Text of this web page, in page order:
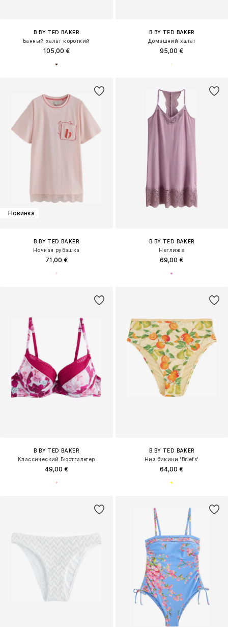
B BY TED BAKER
Банный халат короткий
105,00 €
B BY TED BAKER
Домашний халат
95,00 €
Новинка
B BY TED BAKER
Ночная рубашка
71,00 €
B BY TED BAKER
Неглиже
69,00 €
B BY TED BAKER
Классический Бюстгальтер
49,00 €
B BY TED BAKER
Низ бикини 'Briefs'
64,00 €